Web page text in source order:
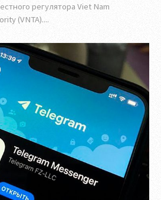
регулятора Viet Nam
(VNTA)....